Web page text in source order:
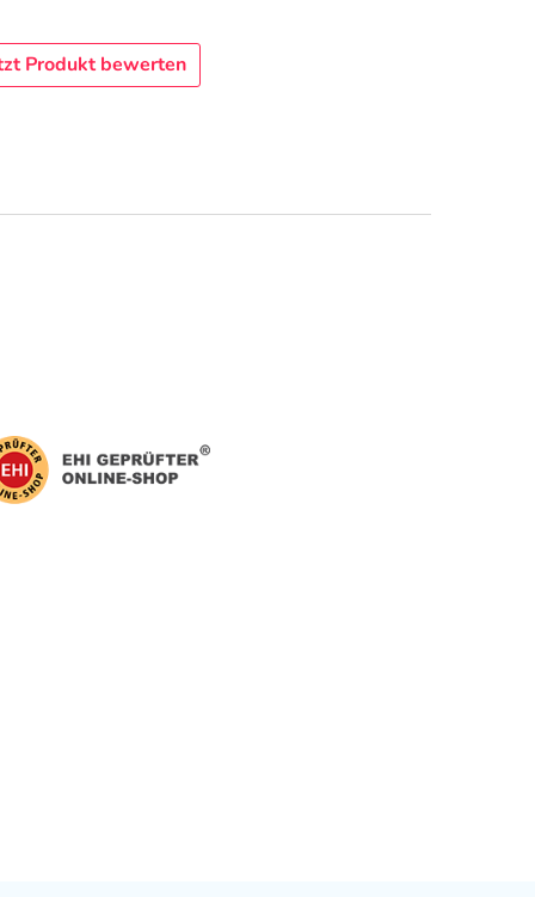
Produkt bewerten